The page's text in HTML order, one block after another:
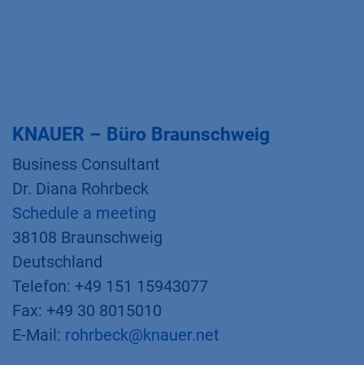
KNAUER – Büro Braunschweig
Business Consultant
Dr. Diana Rohrbeck
Schedule a meeting
38108 Braunschweig
Deutschland
Telefon: +49 151 15943077
Fax: +49 30 8015010
E-Mail: rohrbeck@knauer.net